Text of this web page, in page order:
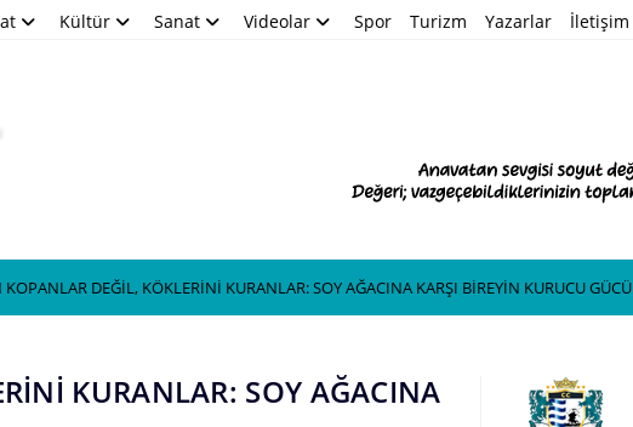
Kültür Sanat Videolar Spor Turizm Yazarlar İletişim
DEĞİL, KÖKLERİNİ KURANLAR: SOY AĞACINA KARŞI BİREYİN KURUCU GÜCÜ
KURANLAR: SOY AĞACINA